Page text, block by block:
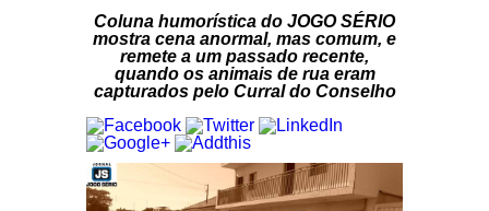
Coluna humorística do JOGO SÉRIO
mostra cena anormal, mas comum, e
remete a um passado recente,
quando os animais de rua eram
capturados pelo Curral do Conselho